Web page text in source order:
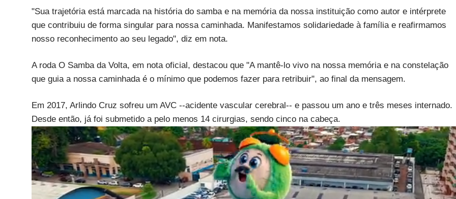
"Sua trajetória está marcada na história do samba e na memória da nossa instituição como autor e intérprete
que contribuiu de forma singular para nossa caminhada. Manifestamos solidariedade à família e reafirmamos
nosso reconhecimento ao seu legado", diz em nota.
A roda O Samba da Volta, em nota oficial, destacou que "A mantê-lo vivo na nossa memória e na constelação
que guia a nossa caminhada é o mínimo que podemos fazer para retribuir", ao final da mensagem.
Em 2017, Arlindo Cruz sofreu um AVC --acidente vascular cerebral-- e passou um ano e três meses internado.
Desde então, já foi submetido a pelo menos 14 cirurgias, sendo cinco na cabeça.